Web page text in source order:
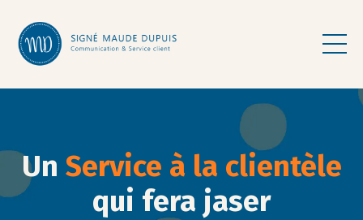
Un Service à la clientèle
qui fera jaser